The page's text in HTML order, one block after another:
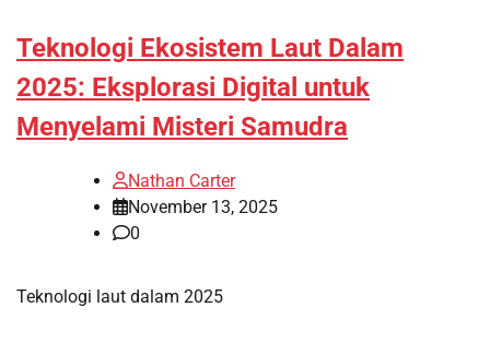
Teknologi Ekosistem Laut Dalam
2025: Eksplorasi Digital untuk
Menyelami Misteri Samudra
Nathan Carter
November 13, 2025
0
Teknologi laut dalam 2025